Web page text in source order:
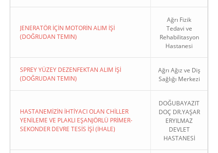
JENERATÖR İÇİN MOTORİN ALIM İŞİ
(DOĞRUDAN TEMIN)
Ağrı Fizik
Tedavi ve
Rehabilitasyon
Hastanesi
SPREY YÜZEY DEZENFEKTAN ALIM İŞİ
(DOĞRUDAN TEMIN)
Ağrı Ağız ve Diş
Sağlığı Merkezi
HASTANEMİZİN İHTİYACI OLAN CHİLLER
YENİLEME VE PLAKLI EŞANJÖRLÜ PRİMER-
SEKONDER DEVRE TESİS İŞİ (İHALE)
DOĞUBAYAZIT
DOÇ DR.YAŞAR
ERYILMAZ
DEVLET
HASTANESİ